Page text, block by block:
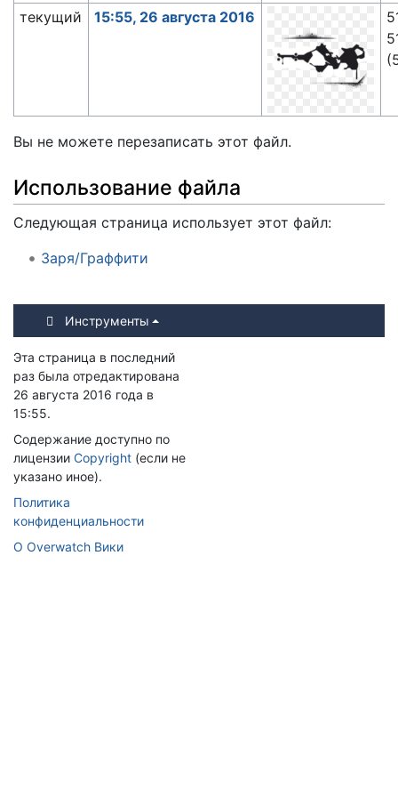
текущий
15:55, 26 августа 2016
Вы не можете перезаписать этот файл.
Использование файла
Следующая страница использует этот файл:
Заря/Граффити
Инструменты
Эта страница в последний
раз была отредактирована
26 августа 2016 года в
15:55.
Содержание доступно по
лицензии Copyright (если не
указано иное).
Политика
конфиденциальности
О Overwatch Вики